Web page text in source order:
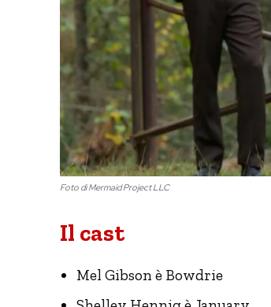
Foto di Mermaid Project LLC
Il cast
Mel Gibson è Bowdrie